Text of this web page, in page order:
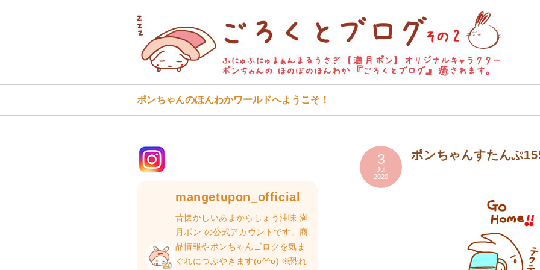
ポンちゃんのほんわかワールドへようこそ！
3
Jul
2020
ポンちゃんすたんぷ
mangetupon_official
昔懐かしいあまからしょう油味 満
月ポン の公式アカウントです。商
品情報やポンちゃんゴロクを気ま
ぐれにつぶやきます(o^^o) ※恐れ